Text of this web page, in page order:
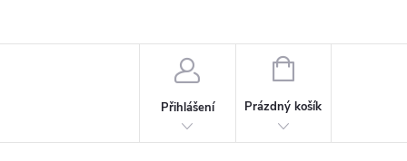
Přihlášení
NÁKUPNÍ
Prázdný košík